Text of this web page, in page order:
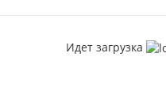
Идет загрузка